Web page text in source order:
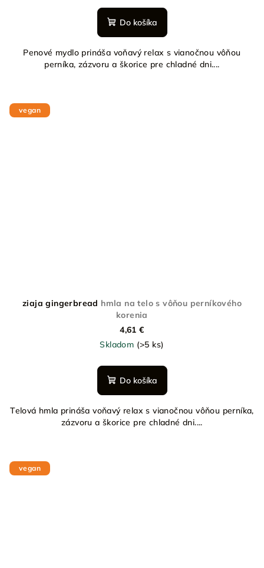
Do košíka
Penové mydlo prináša voňavý relax s vianočnou vôňou
perníka, zázvoru a škorice pre chladné dni....
vegan
ziaja gingerbread hmla na telo s vôňou perníkového
korenia
4,61 €
Skladom (>5 ks)
Do košíka
Telová hmla prináša voňavý relax s vianočnou vôňou perníka,
zázvoru a škorice pre chladné dni....
vegan